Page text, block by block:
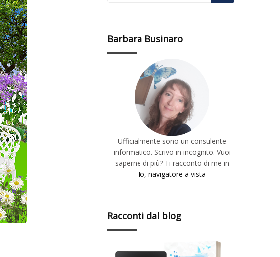
Barbara Businaro
Ufficialmente sono un consulente
informatico. Scrivo in incognito. Vuoi
saperne di più? Ti racconto di me in
Io, navigatore a vista
Racconti dal blog